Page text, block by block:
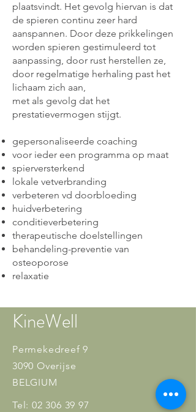
plaatsvindt. Het gevolg hiervan is dat
de spieren continu zeer hard
aanspannen. Door deze prikkelingen
worden spieren gestimuleerd tot
aanpassing, door rust herstellen ze,
door regelmatige herhaling past het
lichaam zich aan,
met als gevolg dat het
prestatievermogen stijgt.
gepersonaliseerde coaching
voor ieder een programma op maat
spierversterkend
lokale vetverbranding
verbeteren vd doorbloeding
huidverbetering
conditieverbetering
therapeutische doelstellingen
behandeling-preventie van
osteoporose
relaxatie
KineWell
Permekedreef 9
3090 Overijse
BELGIUM
Tel: 02 306 39 97